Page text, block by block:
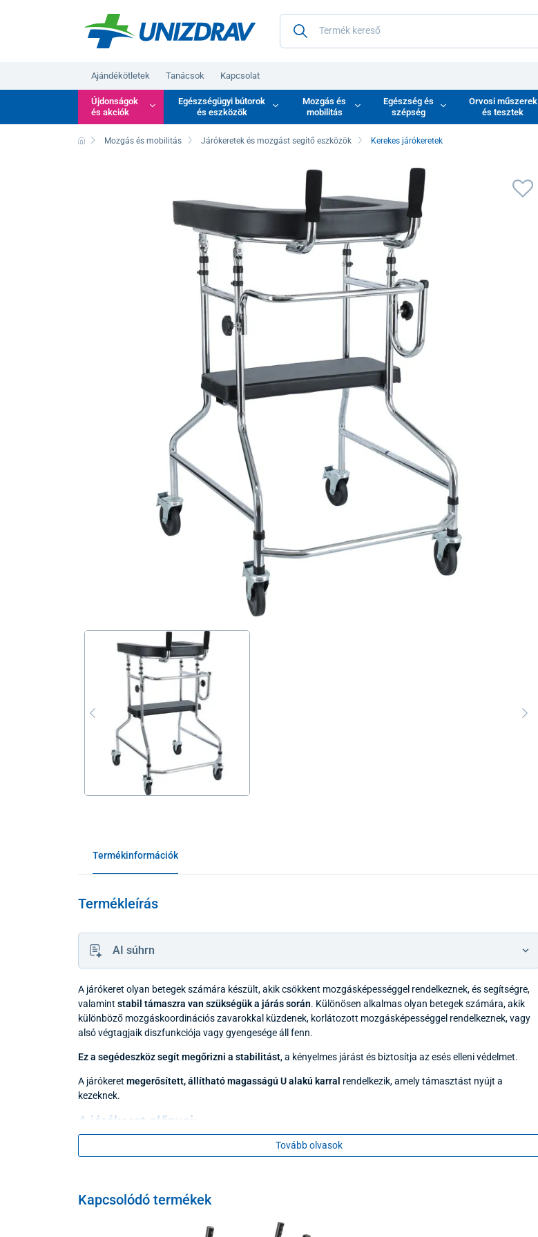
Ajándékötletek Tanácsok Kapcsolat
Újdonságok
és akciók
Egészségügyi bútorok
és eszközök
Mozgás és
mobilitás
Egészség és
szépség
Orvosi műszerek
és tesztek
Mozgás és mobilitás Járókeretek és mozgást segítő eszközök Kerekes járókeretek
Termékinformációk
Termékleírás
AI súhrn
A járókeret olyan betegek számára készült, akik csökkent mozgásképességgel rendelkeznek, és segítségre,
valamint stabil támaszra van szükségük a járás során. Különösen alkalmas olyan betegek számára, akik
különböző mozgáskoordinációs zavarokkal küzdenek, korlátozott mozgásképességgel rendelkeznek, vagy
alsó végtagjaik diszfunkciója vagy gyengesége áll fenn.
Ez a segédeszköz segít megőrizni a stabilitást, a kényelmes járást és biztosítja az esés elleni védelmet.
A járókeret megerősített, állítható magasságú U alakú karral rendelkezik, amely támasztást nyújt a
kezeknek.
A járókeret előnyei:
4 kerék fékekkel
Tovább olvasok
Kapcsolódó termékek